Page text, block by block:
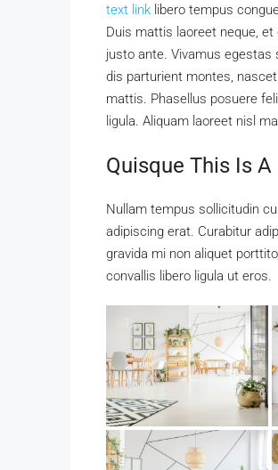
text link libero tempus
Duis mattis laoreet neque,
justo ante. Vivamus egestas
dis parturient montes,
mattis. Phasellus posuere
ligula. Aliquam laoreet nisl
Quisque This Is
Nullam tempus sollicitudin
adipiscing erat. Curabitur
gravida mi non aliquet
convallis libero ligula ut eros.